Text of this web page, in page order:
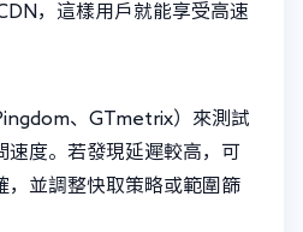
，這樣用戶就能享受高速
、GTmetrix）來測試
速度。若發現延遲較高，可
，並調整快取策略或範圍篩